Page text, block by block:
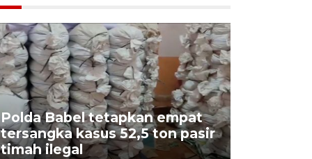
Polda Babel tetapkan empat
tersangka kasus 52,5 ton pasir
timah ilegal